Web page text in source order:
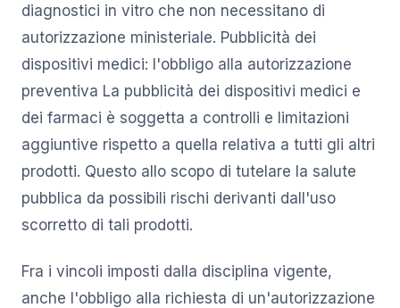
diagnostici in vitro che non necessitano di
autorizzazione ministeriale. Pubblicità dei
dispositivi medici: l'obbligo alla autorizzazione
preventiva La pubblicità dei dispositivi medici e
dei farmaci è soggetta a controlli e limitazioni
aggiuntive rispetto a quella relativa a tutti gli altri
prodotti. Questo allo scopo di tutelare la salute
pubblica da possibili rischi derivanti dall'uso
scorretto di tali prodotti.
Fra i vincoli imposti dalla disciplina vigente,
anche l'obbligo alla richiesta di un'autorizzazione